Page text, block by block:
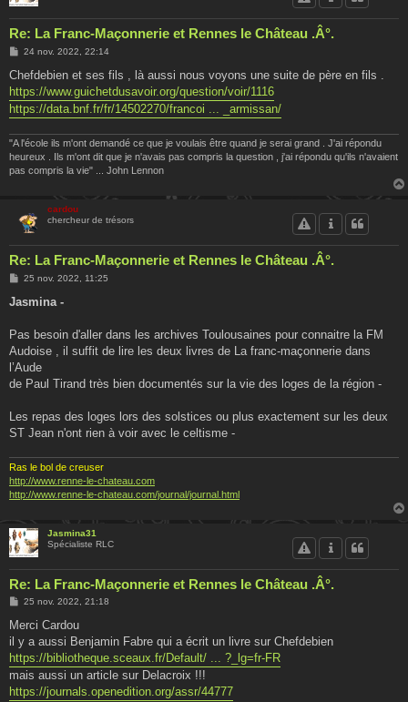
Re: La Franc-Maçonnerie et Rennes le Château .Â°.
M
s
a
g
e
24 nov. 2022, 22:14
Chefdebien et ses fils , là aussi nous voyons une suite de père en fils .
https://www.guichetdusavoir.org/question/voir/1116
https://data.bnf.fr/fr/14502270/francoi ... _armissan/
"A l'école ils m'ont demandé ce que je voulais être quand je serai grand . J'ai répondu
heureux . Ils m'ont dit que je n'avais pas compris la question , j'ai répondu qu'ils n'avaient
pas compris la vie" ... John Lennon
cardou
chercheur de trésors
Re: La Franc-Maçonnerie et Rennes le Château .Â°.
M
s
g
25 nov. 2022, 11:25
Jasmina -
Pas besoin d'aller dans les archives Toulousaines pour connaitre la FM
Audoise , il suffit de lire les deux livres de La franc-maçonnerie dans
l’Aude
de Paul Tirand très bien documentés sur la vie des loges de la région -
Les repas des loges lors des solstices ou plus exactement sur les deux
ST Jean n'ont rien à voir avec le celtisme -
Ras le bol de creuser
http://www.renne-le-chateau.com
http://www.renne-le-chateau.com/journal/journal.html
Jasmina31
Spécialiste RLC
Re: La Franc-Maçonnerie et Rennes le Château .Â°.
M
s
a
g
e
25 nov. 2022, 21:18
Merci Cardou
il y a aussi Benjamin Fabre qui a écrit un livre sur Chefdebien
https://bibliotheque.sceaux.fr/Default/ ... ?_lg=fr-FR
mais aussi un article sur Delacroix !!!
https://journals.openedition.org/assr/44777